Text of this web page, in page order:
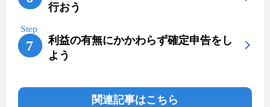
行おう
利益の有無にかかわらず確定申告をし
よう
関連記事はこちら